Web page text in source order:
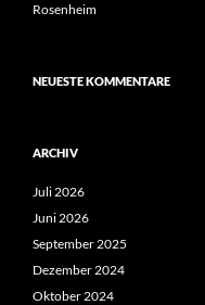
Rosenheim
NEUESTE KOMMENTARE
ARCHIV
Juli 2026
Juni 2026
September 2025
Dezember 2024
Oktober 2024